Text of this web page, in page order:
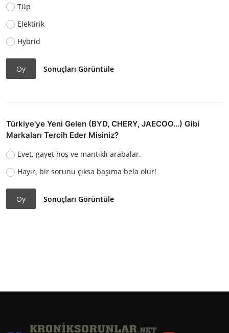
Tüp
Elektirik
Hybrid
Oy Sonuçları Görüntüle
Türkiye'ye Yeni Gelen (BYD, CHERY, JAECOO...) Gibi
Markaları Tercih Eder Misiniz?
Evet, gayet hoş ve mantıklı arabalar.
Hayır, bir sorunu çıksa başıma bela olur!
Oy Sonuçları Görüntüle